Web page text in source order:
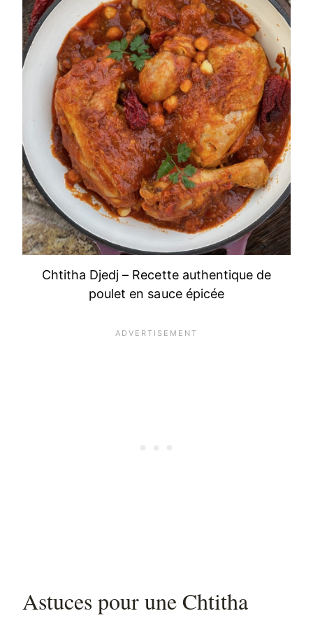
Chtitha Djedj – Recette authentique de
poulet en sauce épicée
Astuces pour une Chtitha